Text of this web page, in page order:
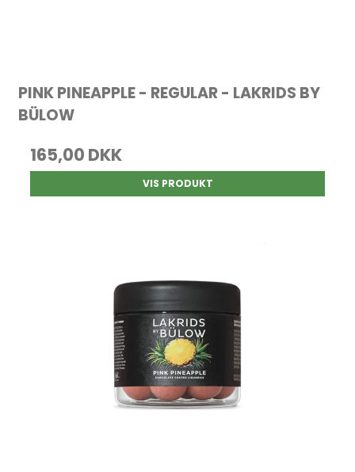
PINK PINEAPPLE - REGULAR - LAKRIDS BY
BÜLOW
165,00 DKK
VIS PRODUKT